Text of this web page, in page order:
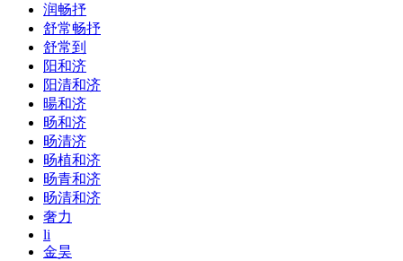
润畅抒
舒常畅抒
舒常到
阳和济
阳清和济
暘和济
旸和济
旸清济
旸植和济
旸青和济
旸清和济
奢力
li
金昊